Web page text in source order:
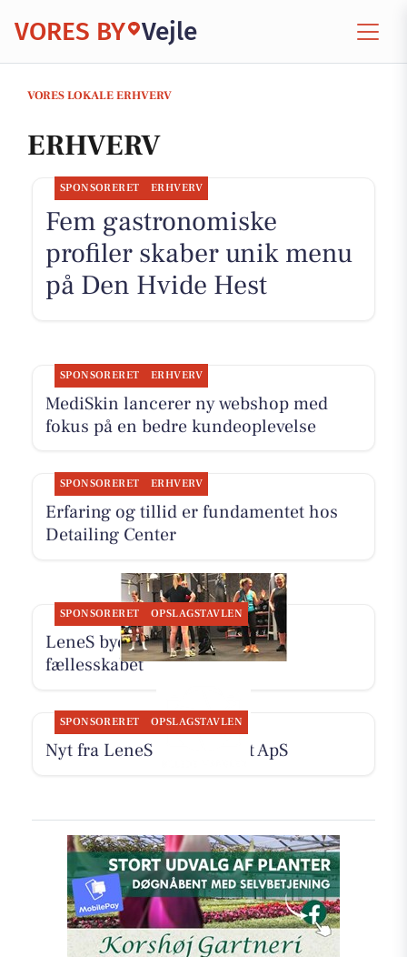
VORES BY Vejle
VORES LOKALE ERHVERV
ERHVERV
SPONSORERET ERHVERV
Fem gastronomiske
profiler skaber unik menu
på Den Hvide Hest
SPONSORERET ERHVERV
MediSkin lancerer ny webshop med
fokus på en bedre kundeoplevelse
SPONSORERET ERHVERV
Erfaring og tillid er fundamentet hos
Detailing Center
SPONSORERET OPSLAGSTAVLEN
LeneS byder dig velkommen i
fællesskabet
SPONSORERET OPSLAGSTAVLEN
Nyt fra LeneS og Fairpaint ApS